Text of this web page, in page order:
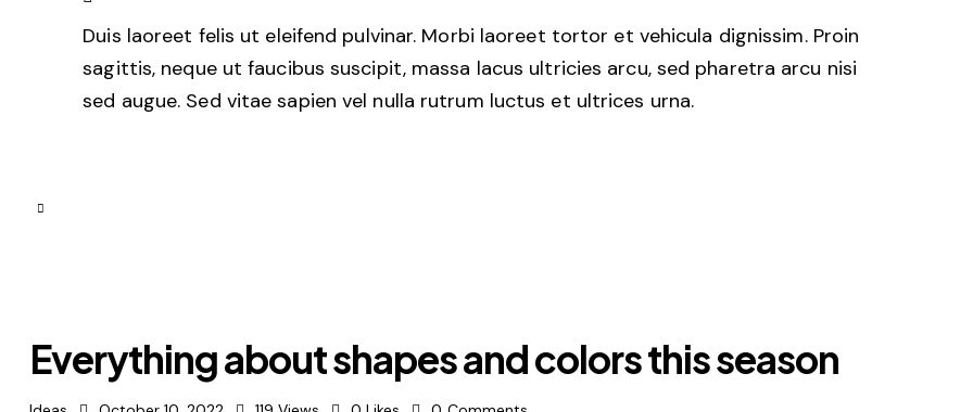
Duis laoreet felis ut eleifend pulvinar. Morbi laoreet tortor et vehicula dignissim. Proin
sagittis, neque ut faucibus suscipit, massa lacus ultricies arcu, sed pharetra arcu nisi
sed augue. Sed vitae sapien vel nulla rutrum luctus et ultrices urna.
Everything about shapes and colors this season